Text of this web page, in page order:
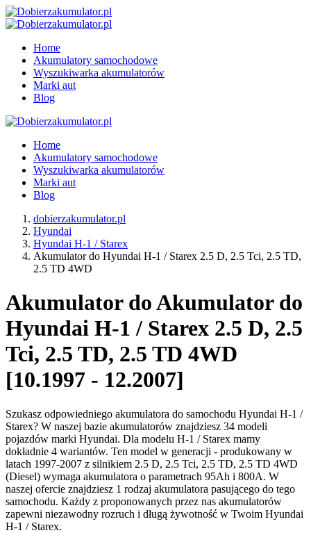
Home
Akumulatory samochodowe
Wyszukiwarka akumulatorów
Marki aut
Blog
Home
Akumulatory samochodowe
Wyszukiwarka akumulatorów
Marki aut
Blog
dobierzakumulator.pl
Hyundai
Hyundai H-1 / Starex
Akumulator do Hyundai H-1 / Starex 2.5 D, 2.5 Tci, 2.5 TD,
2.5 TD 4WD
Akumulator do Akumulator do
Hyundai H-1 / Starex 2.5 D, 2.5
Tci, 2.5 TD, 2.5 TD 4WD
[10.1997 - 12.2007]
Szukasz odpowiedniego akumulatora do samochodu Hyundai H-1 /
Starex? W naszej bazie akumulatorów znajdziesz 34 modeli
pojazdów marki Hyundai. Dla modelu H-1 / Starex mamy
dokładnie 4 wariantów. Ten model w generacji - produkowany w
latach 1997-2007 z silnikiem 2.5 D, 2.5 Tci, 2.5 TD, 2.5 TD 4WD
(Diesel) wymaga akumulatora o parametrach 95Ah i 800A. W
naszej ofercie znajdziesz 1 rodzaj akumulatora pasującego do tego
samochodu. Każdy z proponowanych przez nas akumulatorów
zapewni niezawodny rozruch i długą żywotność w Twoim Hyundai
H-1 / Starex.